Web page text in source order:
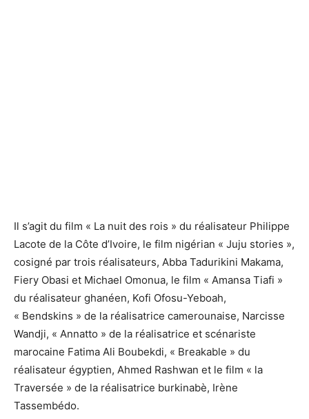
Il s’agit du film « La nuit des rois » du réalisateur Philippe
Lacote de la Côte d’Ivoire, le film nigérian « Juju stories »,
cosigné par trois réalisateurs, Abba Tadurikini Makama,
Fiery Obasi et Michael Omonua, le film « Amansa Tiafi »
du réalisateur ghanéen, Kofi Ofosu-Yeboah,
« Bendskins » de la réalisatrice camerounaise, Narcisse
Wandji, « Annatto » de la réalisatrice et scénariste
marocaine Fatima Ali Boubekdi, « Breakable » du
réalisateur égyptien, Ahmed Rashwan et le film « la
Traversée » de la réalisatrice burkinabè, Irène
Tassembédo.